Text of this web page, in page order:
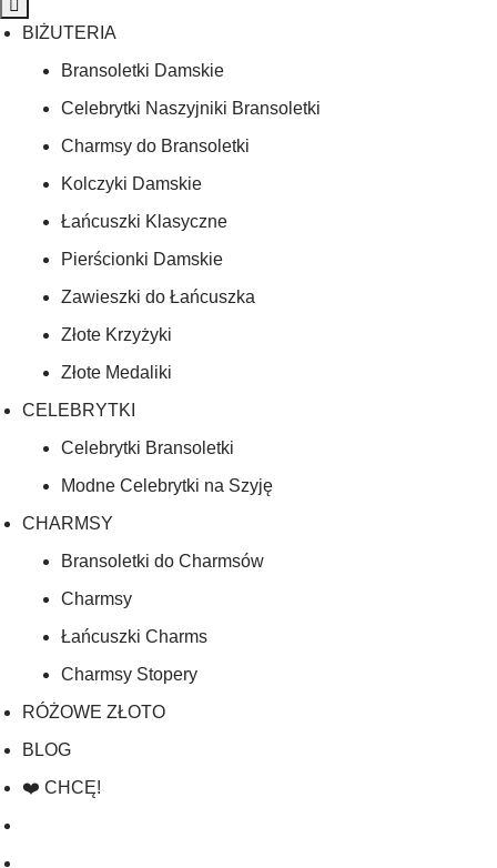
BIŻUTERIA
Bransoletki Damskie
Celebrytki Naszyjniki Bransoletki
Charmsy do Bransoletki
Kolczyki Damskie
Łańcuszki Klasyczne
Pierścionki Damskie
Zawieszki do Łańcuszka
Złote Krzyżyki
Złote Medaliki
CELEBRYTKI
Celebrytki Bransoletki
Modne Celebrytki na Szyję
CHARMSY
Bransoletki do Charmsów
Charmsy
Łańcuszki Charms
Charmsy Stopery
RÓŻOWE ZŁOTO
BLOG
❤️ CHCĘ!